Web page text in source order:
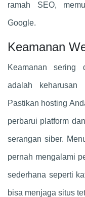
ramah SEO,
Google.
Keamanan
Keamanan sering
adalah keharusan
Pastikan hosting
perbarui platform
serangan siber.
pernah mengalami
sederhana seperti
bisa menjaga situs